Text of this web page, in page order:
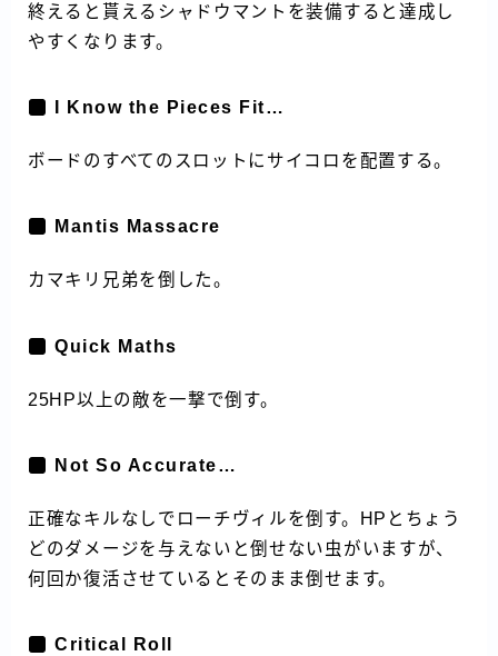
終えると貰えるシャドウマントを装備すると達成し
やすくなります。
I Know the Pieces Fit…
ボードのすべてのスロットにサイコロを配置する。
Mantis Massacre
カマキリ兄弟を倒した。
Quick Maths
25HP以上の敵を一撃で倒す。
Not So Accurate…
正確なキルなしでローチヴィルを倒す。HPとちょう
どのダメージを与えないと倒せない虫がいますが、
何回か復活させているとそのまま倒せます。
Critical Roll